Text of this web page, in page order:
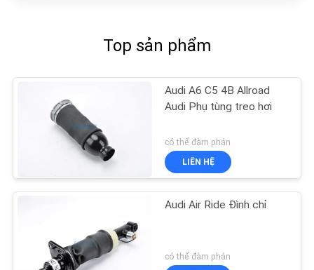
Top sản phẩm
Audi A6 C5 4B Allroad
Audi Phụ tùng treo hơi
có thể đàm phán
LIÊN HỆ
Audi Air Ride Đình chỉ
có thể đàm phán